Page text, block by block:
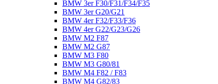
BMW 3er F30/F31/F34/F35
BMW 3er G20/G21
BMW 4er F32/F33/F36
BMW 4er G22/G23/G26
BMW M2 F87
BMW M2 G87
BMW M3 F80
BMW M3 G80/81
BMW M4 F82 / F83
BMW M4 G82/83